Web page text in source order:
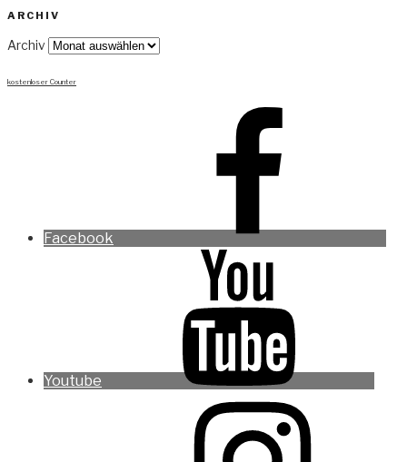
ARCHIV
Archiv
kostenloser Counter
Facebook
Youtube